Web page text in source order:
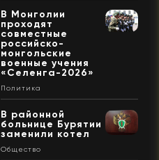
В Монголии
проходят
совместные
российско-
монгольские
военные учения
«Селенга-2026»
Политика
В районной
больнице Бурятии
заменили котел
Общество